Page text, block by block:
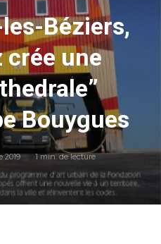
Béziers,
crée une
Bouygues
2019 1min. de lecture